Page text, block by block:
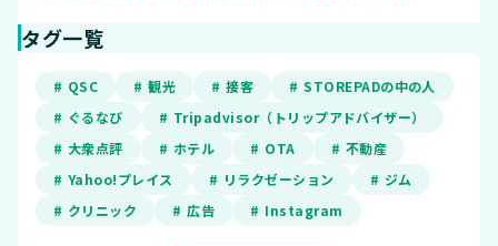
タグ一覧
# QSC # 観光 # 接客
# STOREPADの中の人
# ぐるなび
# Tripadvisor（トリップアドバイザー）
# 大衆点評
# ホテル # OTA
# 不動産
# Yahoo!プレイス
# リラクゼーション
# ジム
# クリニック
# 広告 # Instagram